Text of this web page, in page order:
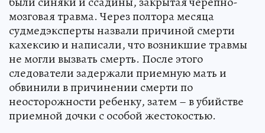
мозговая травма. Через полтора месяца
судмедэксперты назвали причиной смерти
кахексию и написали, что возникшие травмы
не могли вызвать смерть. После этого
следователи задержали приемную мать и
обвинили в причинении смерти по
неосторожности ребенку, затем – в убийстве
приемной дочки с особой жестокостью.